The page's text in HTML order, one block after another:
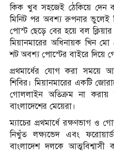
কিক খুব সহজেই ঠেকিয়ে দেন
মিনিট পর অবশ্য রুপনার ভুলেই
পোস্ট ছেড়ে বের হয়ে বল
মিয়ানমারের অধিনায়ক খিন
শট অবশ্য পোস্টের বাইরে দিয়ে
প্রথমার্ধের যোগ করা সময়ে
শিবির। মিয়ানমারের একটি
গোললাইন অতিক্রম না করায়
বাংলাদেশের মেয়েরা।
ম্যাচের প্রথমার্ধে রক্ষণভাগ ও
নিখুঁত লক্ষ্যভেদ এবং
বাংলাদেশ দলকে